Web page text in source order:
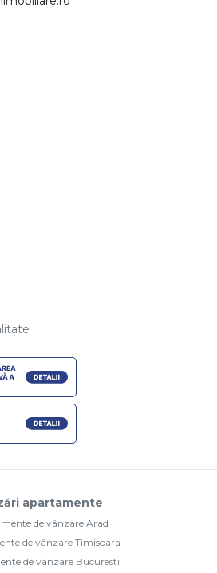
apartamente
de vânzare Arad
de vânzare Timisoara
de vânzare Bucuresti